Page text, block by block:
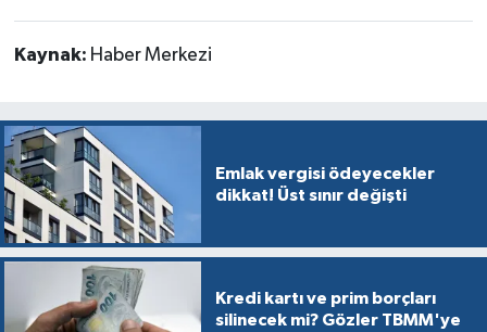
Kaynak: Haber Merkezi
Emlak vergisi ödeyecekler
dikkat! Üst sınır değişti
Kredi kartı ve prim borçları
silinecek mi? Gözler TBMM'ye